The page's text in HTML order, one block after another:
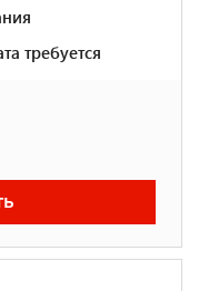
требуется